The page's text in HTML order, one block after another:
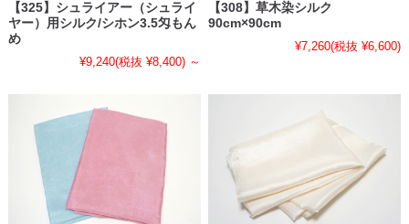
【325】シュライアー（シュライ
ヤー）用シルク/シホン3.5匁もん
め
¥9,240(税抜 ¥8,400) ～
【308】草木染シルク
90cm×90cm
¥7,260(税抜 ¥6,600)